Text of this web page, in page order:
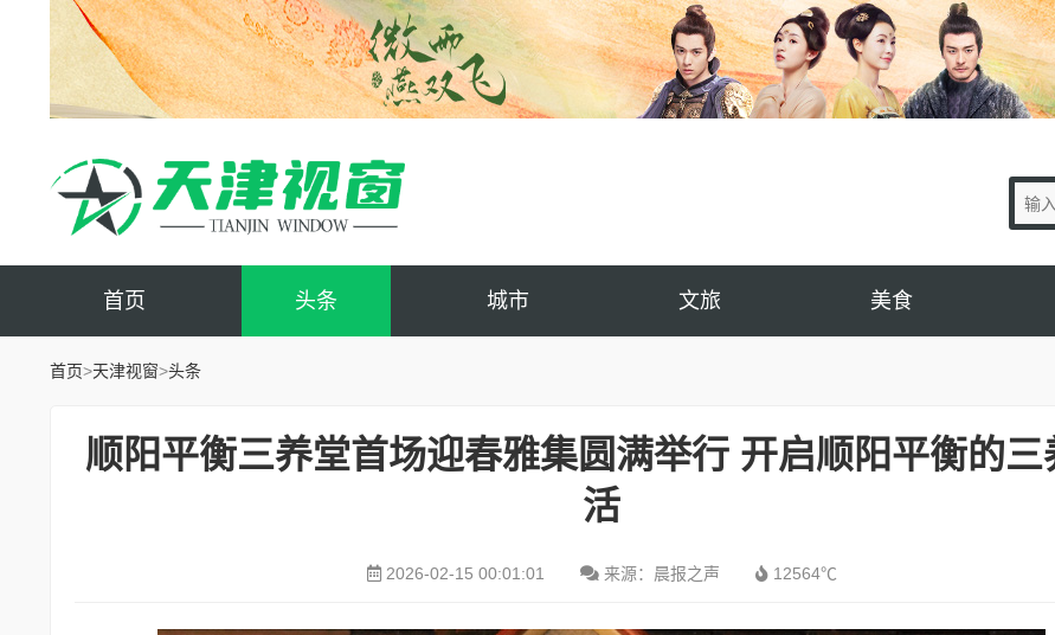
首页 头条 城市 文旅 美食
首页>天津视窗>头条
顺阳平衡三养堂首场迎春雅集圆满举行 开启顺阳平衡的三
活
2026-02-15 00:01:01 来源：晨报之声 12564℃